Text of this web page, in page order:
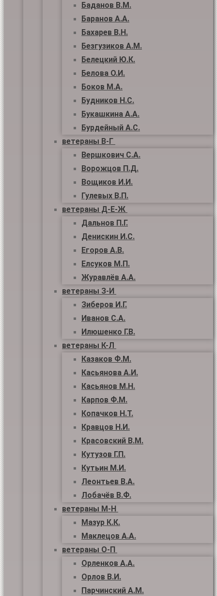
Баданов В.М.
Баранов А.А.
Бахарев В.Н.
Безгузиков А.М.
Белецкий Ю.К.
Белова О.И.
Боков М.А.
Будников Н.С.
Букашкина А.А.
Бурдейный А.С.
ветераны В-Г
Вершкович С.А.
Ворожцов П.Д.
Вощиков И.И.
Гулевых В.П.
ветераны Д-Е-Ж
Дальнов П.Г.
Денискин И.С.
Егоров А.В.
Елсуков М.П.
Журавлёв А.А.
ветераны З-И
Зиберов И.Г.
Иванов С.А.
Илюшенко Г.В.
ветераны К-Л
Казаков Ф.М.
Касьянова А.И.
Касьянов М.Н.
Карпов Ф.М.
Копачков Н.Т.
Кравцов Н.И.
Красовский В.М.
Кутузов Г.П.
Кутьин М.И.
Леонтьев В.А.
Лобачёв В.Ф.
ветераны М-Н
Мазур К.К.
Маклецов А.А.
ветераны О-П
Орленков А.А.
Орлов В.И.
Парчинский А.М.